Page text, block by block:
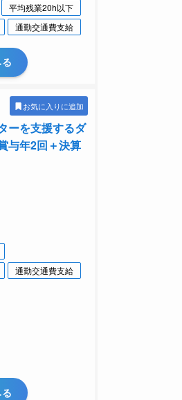
平均残業20h以下
通勤交通費支給
お気に入りに追加
ーを⽀援するダ
与年2回＋決算
通勤交通費支給